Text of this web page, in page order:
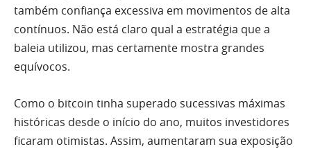
também confiança excessiva em movimentos de alta
contínuos. Não está claro qual a estratégia que a
baleia utilizou, mas certamente mostra grandes
equívocos.
Como o bitcoin tinha superado sucessivas máximas
históricas desde o início do ano, muitos investidores
ficaram otimistas. Assim, aumentaram sua exposição